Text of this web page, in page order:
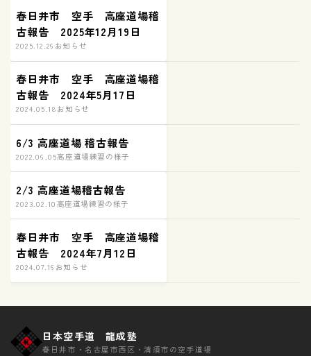
春日井市 空手 高座道場稽
古報告 2025年12月19日
2025.12.26 お知らせ
春日井市 空手 高座道場稽
古報告 2024年5月17日
2024.05.18お知らせ
6/3 高座道場 稽古報告
2022.06.05高座道場練習の様子
2/3 高座道場稽古報告
2023.02.10高座道場練習の様子
春日井市 空手 高座道場稽
古報告 2024年7月12日
2024.07.16 お知らせ
日本空手道 龍成塾
春日井市・名古屋市西区・清須市の空手道場